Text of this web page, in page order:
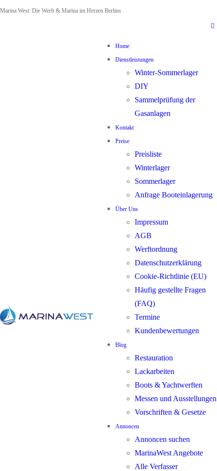
Zum
Menü
Schließen
Marina West: Die Werft & Marina im Herzen Berlins
Home
Dienstleistungen
Winter-Sommerlager
DIY
Sammelprüfung der
Gasanlagen
Kontakt
Preise
Preisliste
Winterlager
Sommerlager
Anfrage Booteinlagerung
Über Uns
Impressum
AGB
Werftordnung
Datenschutzerklärung
Cookie-Richtlinie (EU)
Häufig gestellte Fragen
(FAQ)
Termine
Kundenbewertungen
Blog
Restauration
Lackarbeiten
Boots & Yachtwerften
Messen und Ausstellungen
Vorschriften & Gesetze
Annoncen
Annoncen suchen
MarinaWest Angebote
Alle Verfasser